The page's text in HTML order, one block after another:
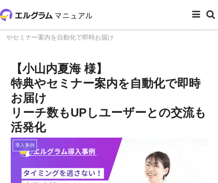
やセミナー案内を自動化で即時お届け
【小山内夏海 様】
特典やセミナー案内を自動化で即時
お届け
リーチ数もUPしユーザーとの交流も
活発化
導入事例